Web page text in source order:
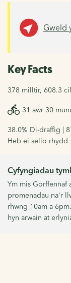
Gweld
Key Facts
378 milltir, 608.3
31 awr 30
38.0% Di-draffig |
Heb ei selio rhydd
Cyfyngiadau
Ym mis Gorffennaf
promenadau na'r
rhwng 10am a
hyn arwain at